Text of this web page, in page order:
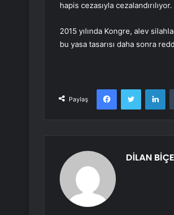
hapis cezasıyla cezalandırılıyor.
2015 yılında Kongre, alev
bu yasa tasarısı daha sonra
Paylaş
FacebookTwitter
DİLAN